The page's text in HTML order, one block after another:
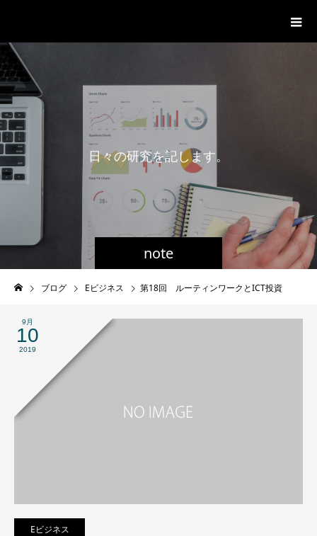
一般社団法人グローバル都市経営学
note
日々の研究を記します。
ブログ Eビジネス 第18回 ルーティンワークとICT投資
9月
10
2019
Eビジネス